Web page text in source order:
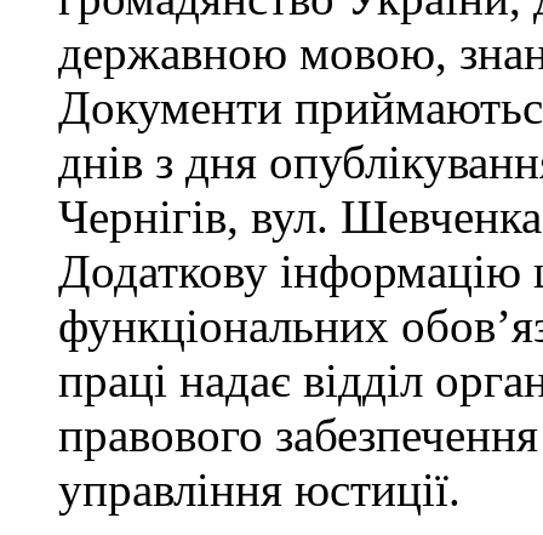
державною мовою,
Документи
днів з дня
Чернігів, вул.
Додаткову
функціональних
праці надає відділ
правового
управління юстиції.